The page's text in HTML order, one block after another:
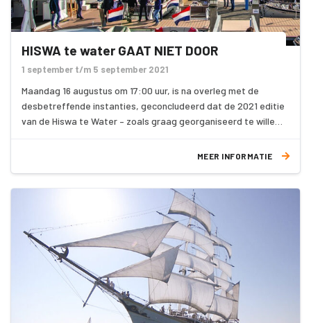
HISWA te water GAAT NIET DOOR
1 september t/m 5 september 2021
Maandag 16 augustus om 17:00 uur, is na overleg met de
desbetreffende instanties, geconcludeerd dat de 2021 editie
van de Hiswa te Water – zoals graag georganiseerd te willen
MEER INFORMATIE